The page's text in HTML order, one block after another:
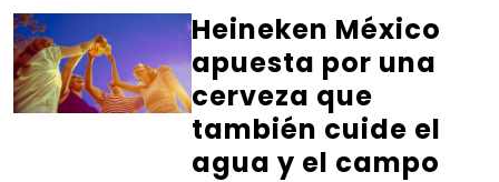
Heineken México
apuesta por una
cerveza que
también cuide el
agua y el campo